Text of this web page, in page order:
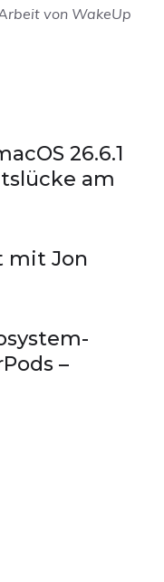
von WakeUp
26.6.1
am
mit Jon
–